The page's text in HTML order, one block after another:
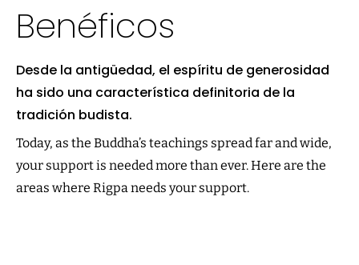
Benéficos
Desde la antigüedad, el espíritu de generosidad
ha sido una característica definitoria de la
tradición budista.
Today, as the Buddha’s teachings spread far and wide,
your support is needed more than ever. Here are the
areas where Rigpa needs your support.